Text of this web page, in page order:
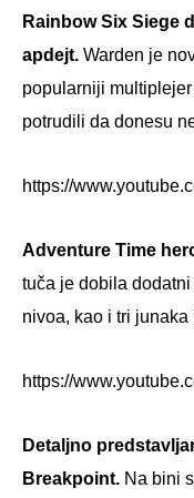
Rainbow Six Siege
apdejt. Warden je
popularniji
potrudili da donesu
https://
Adventure Time
tuča je dobila
nivoa, kao i tri
https://
Detaljno
Breakpoint. Na bini